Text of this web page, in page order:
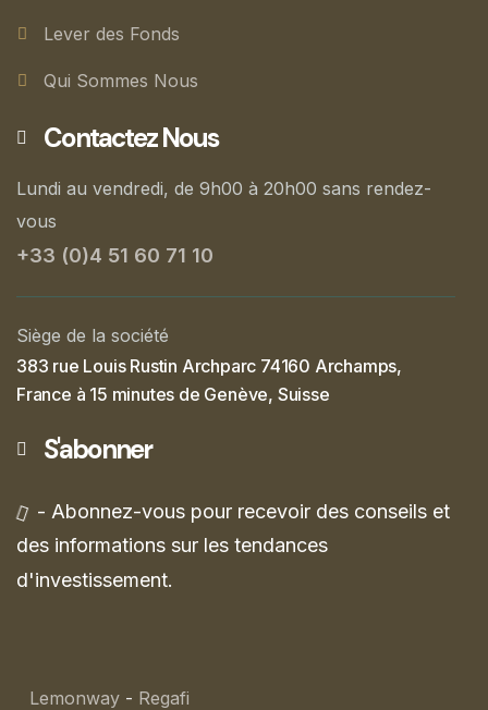
Lever des Fonds
Qui Sommes Nous
Contactez Nous
Lundi au vendredi, de 9h00 à 20h00 sans rendez-
vous
+33 (0)4 51 60 71 10
Siège de la société
383 rue Louis Rustin Archparc 74160 Archamps,
France à 15 minutes de Genève, Suisse
S'abonner
- Abonnez-vous pour recevoir des conseils et
des informations sur les tendances
d'investissement.
Lemonway - Regafi